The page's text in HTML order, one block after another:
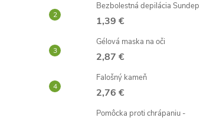
Bezbolestná depilácia Sundep
1,39 €
Gélová maska ​​na oči
2,87 €
Falošný kameň
2,76 €
Pomôcka proti chrápaniu -